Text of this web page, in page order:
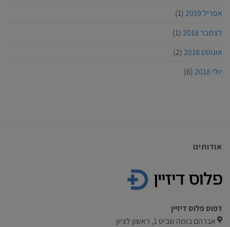
אפריל 2019
(1)
דצמבר 2018
(1)
אוגוסט 2018
(2)
יולי 2018
(6)
אודותינו
דפוס פלוס דיזיין
אברהם בומה שביט 1, ראשון לציון